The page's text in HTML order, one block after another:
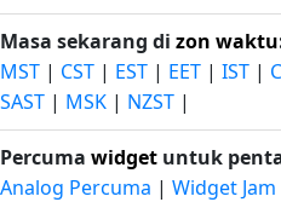
Masa sekarang di zon waktu
MST | CST | EST | EET | IST |
SAST | MSK | NZST |
Percuma widget untuk
Analog Percuma | Widget